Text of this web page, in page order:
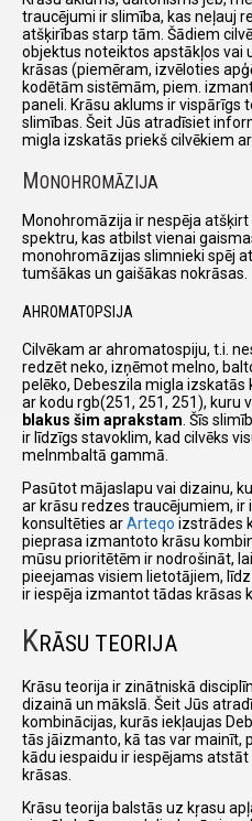
traucējumi ir slimība, kas neļauj
atšķirības starp tām. Šādiem
objektus noteiktos apstākļos vai
krāsas (piemēram, izvēloties
kodētām sistēmām, piem.
paneli. Krāsu aklums ir vispārīgs
slimības. Šeit Jūs atradīsiet
migla izskatās priekš cilvēkiem
MONOHROMĀZIJA
Monohromāzija ir nespēja
spektru, kas atbilst vienai
monohromāzijas slimnieki spēj
tumšākas un gaišākas nokrāsas.
AHROMATOPSIJA
Cilvēkam ar ahromatospiju, t.i.
redzēt neko, izņēmot melno,
pelēko, Debeszila migla izskatās
ar kodu rgb(251, 251, 251), kuru
blakus šim aprakstam. Šīs
ir līdzīgs stavoklim, kad cilvēks
melnmbaltā gammā.
Pasūtot mājaslapu vai dizainu,
ar krāsu redzes traucējumiem,
konsultēties arArteqo izstrādes
pieprasa izmantoto krāsu
mūsu prioritētēm ir nodrošināt,
pieejamas visiem lietotājiem,
ir iespēja izmantot tādas krāsas
KRĀSU TEORIJA
Krāsu teorija ir zinātniskā
dizainā un mākslā. Šeit Jūs
kombinācijas, kurās iekļaujas
tās jāizmanto, kā tas var mainīt,
kādu iespaidu ir iespējams
krāsas.
Krāsu teorija balstās uz kŗasu